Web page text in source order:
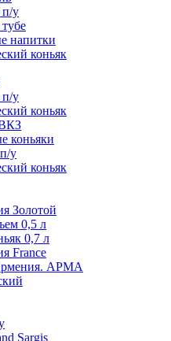
п/у
напитки
коньяк
п/у
коньяк
коньяки
у
коньяк
Золотой
0,5 л
0,7 л
France
АРМА
Sargis